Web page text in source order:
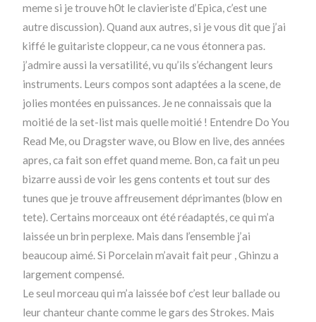
meme si je trouve h0t le clavieriste d’Epica, c’est une
autre discussion). Quand aux autres, si je vous dit que j’ai
kiffé le guitariste cloppeur, ca ne vous étonnera pas.
j’admire aussi la versatilité, vu qu’ils s’échangent leurs
instruments. Leurs compos sont adaptées a la scene, de
jolies montées en puissances. Je ne connaissais que la
moitié de la set-list mais quelle moitié ! Entendre Do You
Read Me, ou Dragster wave, ou Blow en live, des années
apres, ca fait son effet quand meme. Bon, ca fait un peu
bizarre aussi de voir les gens contents et tout sur des
tunes que je trouve affreusement déprimantes (blow en
tete). Certains morceaux ont été réadaptés, ce qui m’a
laissée un brin perplexe. Mais dans l’ensemble j’ai
beaucoup aimé. Si Porcelain m’avait fait peur , Ghinzu a
largement compensé.
Le seul morceau qui m’a laissée bof c’est leur ballade ou
leur chanteur chante comme le gars des Strokes. Mais